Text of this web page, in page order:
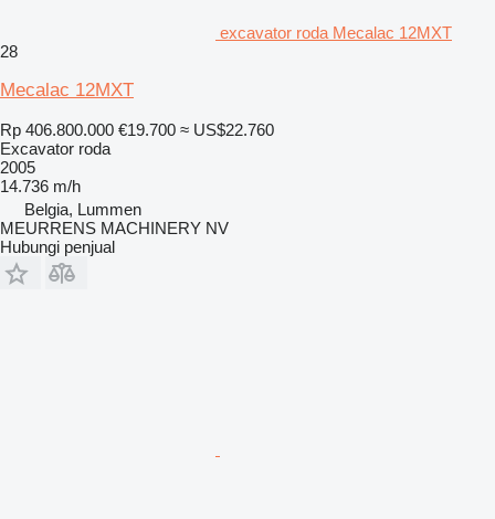
excavator roda Mecalac 12MXT
28
Mecalac 12MXT
Rp 406.800.000 €19.700 ≈ US$22.760
Excavator roda
2005
14.736 m/h
Belgia, Lummen
MEURRENS MACHINERY NV
Hubungi penjual